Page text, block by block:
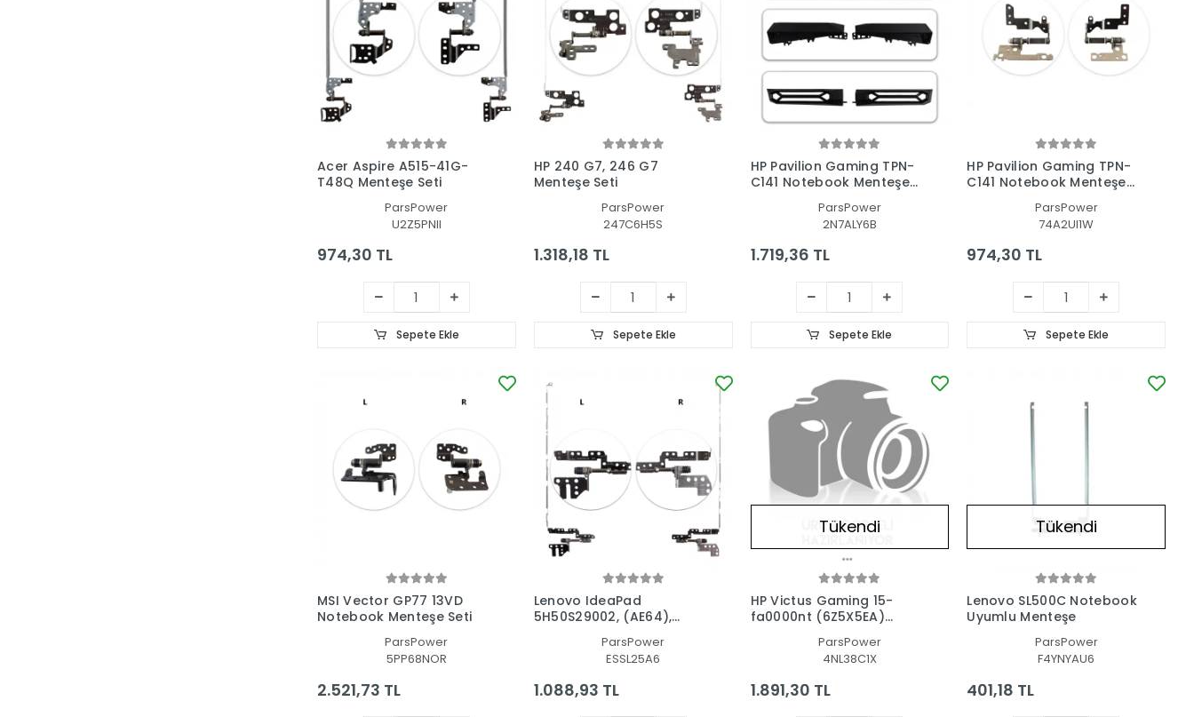
Acer Aspire A515-41G-
T48Q Menteşe Seti
ParsPower
U2Z5PNII
974,30 TL
Sepete Ekle
HP 240 G7, 246 G7
Menteşe Seti
ParsPower
247C6H5S
1.318,18 TL
Sepete Ekle
HP Pavilion Gaming TPN-
C141 Notebook Menteşe
ParsPower
2N7ALY6B
1.719,36 TL
Sepete Ekle
HP Pavilion Gaming TPN-
C141 Notebook Menteşe
ParsPower
74A2UI1W
974,30 TL
Sepete Ekle
MSI Vector GP77 13VD
Notebook Menteşe Seti
ParsPower
5PP68NOR
2.521,73 TL
Lenovo IdeaPad
5H50S29002, (AE64),
- Sol Takım)ParsPower
ESSL25A6
1.088,93 TL
Tükendi
HP Victus Gaming 15-
fa0000nt (6Z5X5EA)
ParsPower
4NL38C1X
1.891,30 TL
Tükendi
Lenovo SL500C Notebook
Uyumlu Menteşe
ParsPower
F4YNYAU6
401,18 TL